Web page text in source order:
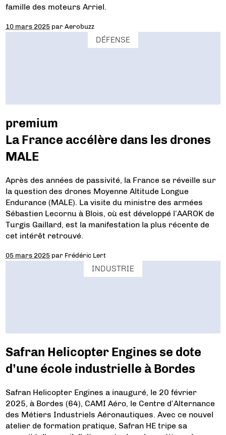
famille des moteurs Arriel.
10 mars 2025 parAerobuzz
DÉFENSE
premium
La France accélère dans les drones
MALE
Après des années de passivité, la France se réveille sur
la question des drones Moyenne Altitude Longue
Endurance (MALE). La visite du ministre des armées
Sébastien Lecornu à Blois, où est développé l’AAROK de
Turgis Gaillard, est la manifestation la plus récente de
cet intérêt retrouvé.
05 mars 2025 par Frédéric Lert
INDUSTRIE
Safran Helicopter Engines se dote
d’une école industrielle à Bordes
Safran Helicopter Engines a inauguré, le 20 février
2025, à Bordes (64), CAMI Aéro, le Centre d’Alternance
des Métiers Industriels Aéronautiques. Avec ce nouvel
atelier de formation pratique, Safran HE tripe sa